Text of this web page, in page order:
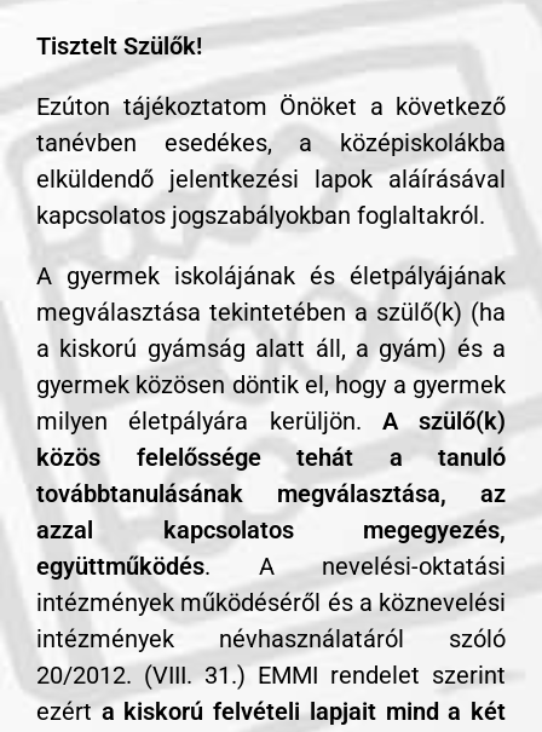
Tisztelt Szülők!
Ezúton tájékoztatom Önöket a következő
tanévben esedékes, a középiskolákba
elküldendő jelentkezési lapok aláírásával
kapcsolatos jogszabályokban foglaltakról.
A gyermek iskolájának és életpályájának
megválasztása tekintetében a szülő(k) (ha
a kiskorú gyámság alatt áll, a gyám) és a
gyermek közösen döntik el, hogy a gyermek
milyen életpályára kerüljön. A szülő(k)
közös felelőssége tehát a tanuló
továbbtanulásának megválasztása, az
azzal kapcsolatos megegyezés,
együttműködés. A nevelési-oktatási
intézmények működéséről és a köznevelési
intézmények névhasználatáról szóló
20/2012. (VIII. 31.) EMMI rendelet szerint
ezérta kiskorú felvételi lapjait mind a két